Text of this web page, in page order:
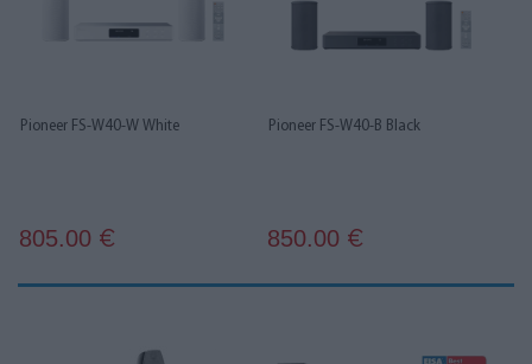
Pioneer FS-W40-W White
805.00 €
Pioneer FS-W40-B Black
850.00 €